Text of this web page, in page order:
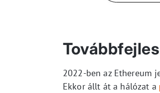
2022-ben az Ethereum
Ekkor állt át a hálózat a